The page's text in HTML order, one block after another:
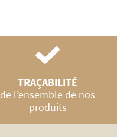
TRAÇABILITÉ
de l’ensemble de nos
produits